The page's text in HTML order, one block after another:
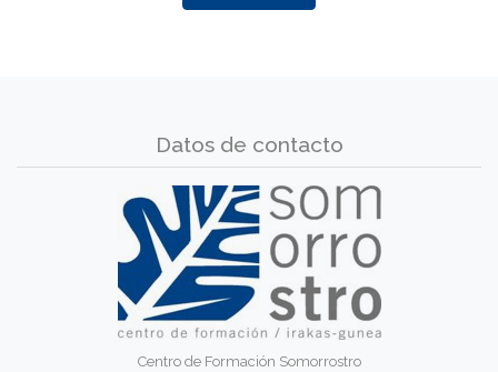
Datos de contacto
Centro de Formación Somorrostro